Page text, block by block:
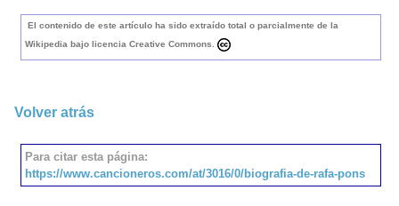
El contenido de este artículo ha sido extraído total o parcialmente de la
Wikipedia bajo licencia Creative Commons.
Volver atrás
Para citar esta página:
https://www.cancioneros.com/at/3016/0/biografia-de-rafa-pons